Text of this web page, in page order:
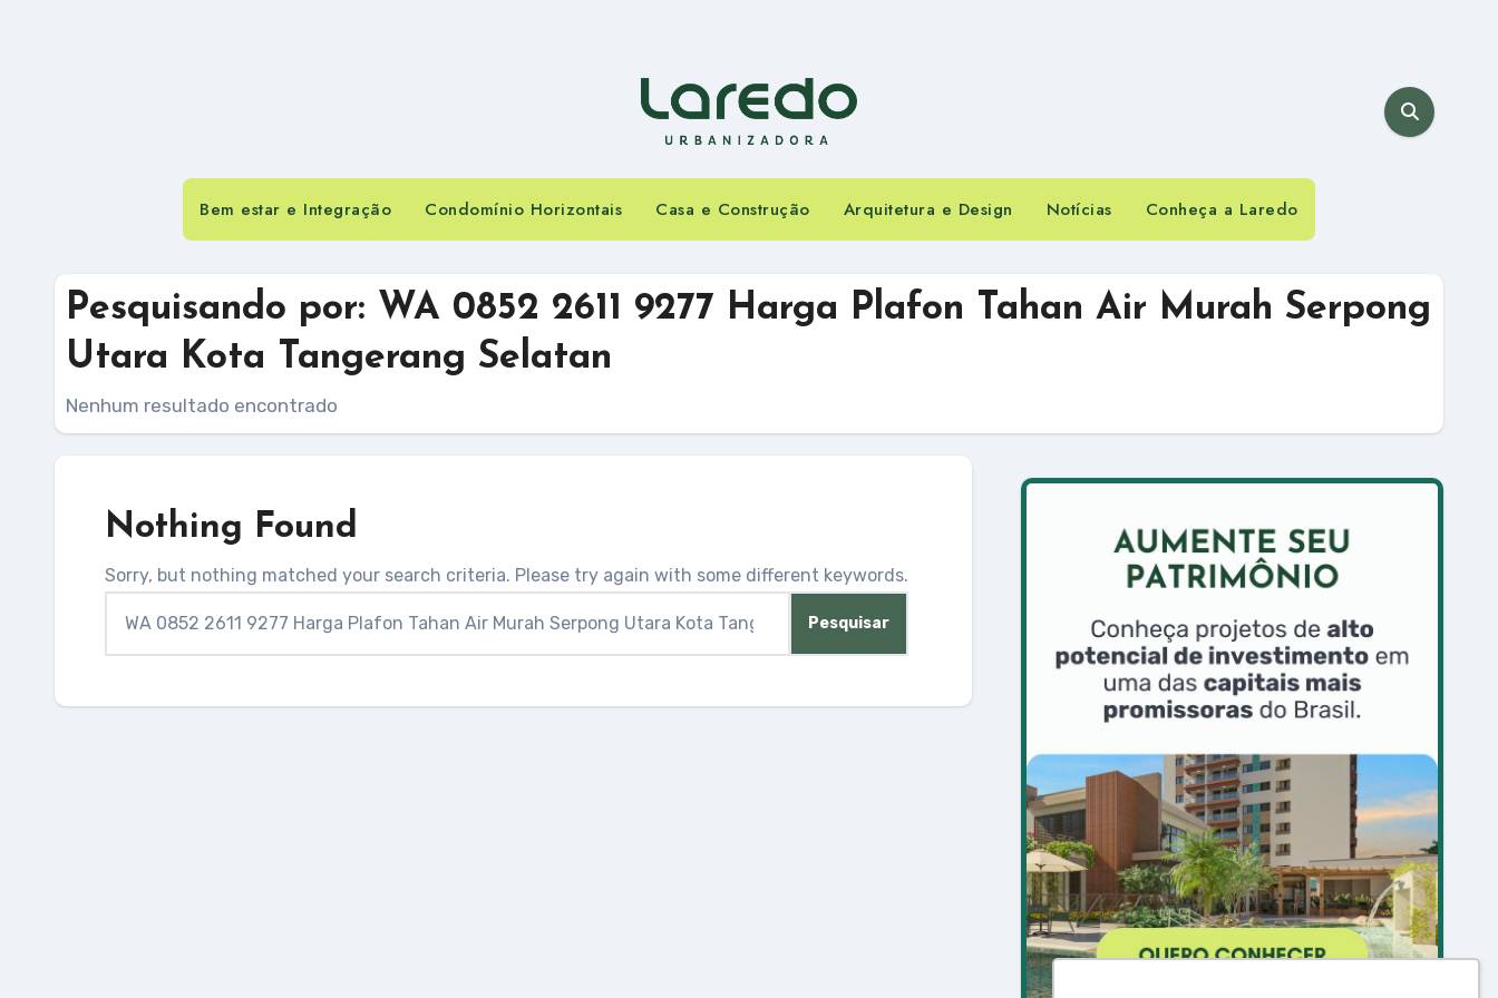
Bem estar e Integração Condomínio Horizontais Casa e Construção Arquitetura e Design Notícias Conheça a Laredo
Pesquisando por: WA 0852 2611 9277 Harga Plafon Tahan Air Murah Serpong
Utara Kota Tangerang Selatan
Nenhum resultado encontrado
Nothing Found
Sorry, but nothing matched your search criteria. Please try again with some different keywords.